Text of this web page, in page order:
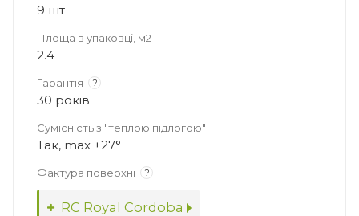
9 шт
Площа в упаковці, м2
2.4
Гарантія ?
30 років
Сумісність з "теплою підлогою"
Так, max +27°
Фактура поверхні ?
RC Royal Cordoba